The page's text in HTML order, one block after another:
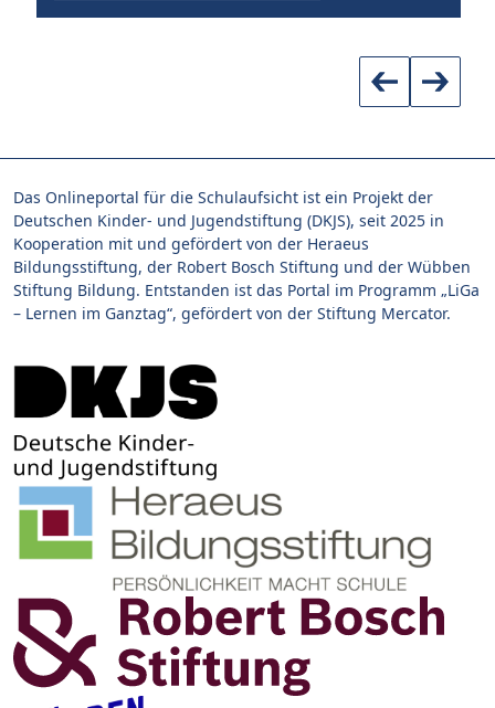
Das Onlineportal für die Schulaufsicht ist ein Projekt der
Deutschen Kinder- und Jugendstiftung (DKJS), seit 2025 in
Kooperation mit und gefördert von der Heraeus
Bildungsstiftung, der Robert Bosch Stiftung und der Wübben
Stiftung Bildung. Entstanden ist das Portal im Programm „LiGa
– Lernen im Ganztag“, gefördert von der Stiftung Mercator.